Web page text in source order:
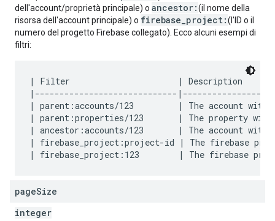
dell'account/proprietà principale) o ancestor:(il nome della
risorsa dell'account principale) o firebase_project:(l'ID o il
numero del progetto Firebase collegato). Ecco alcuni esempi di
filtri:
| Filter                      | Description
|-----------------------------
| parent:accounts/123         | The account
| parent:properties/123       | The property
| ancestor:accounts/123       | The account
| firebase_project:project-id | The firebase
pageSize
integer